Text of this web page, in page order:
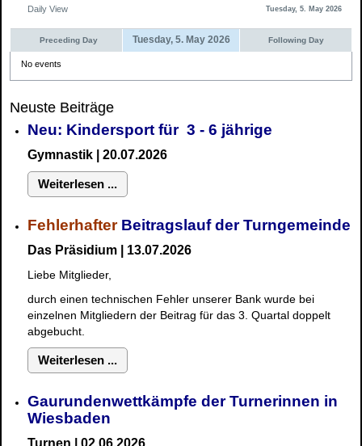
Daily View Tuesday, 5. May 2026
Preceding Day Tuesday, 5. May 2026 Following Day
No events
Neuste Beiträge
Neu: Kindersport für 3 - 6 jährige
Gymnastik | 20.07.2026
Weiterlesen ...
FehlerhafterBeitragslauf der Turngemeinde
Das Präsidium | 13.07.2026
Liebe Mitglieder,
durch einen technischen Fehler unserer Bank wurde bei
einzelnen Mitgliedern der Beitrag für das 3. Quartal doppelt
abgebucht.
Weiterlesen ...
Gaurundenwettkämpfe der Turnerinnen in
Wiesbaden
Turnen | 02.06.2026